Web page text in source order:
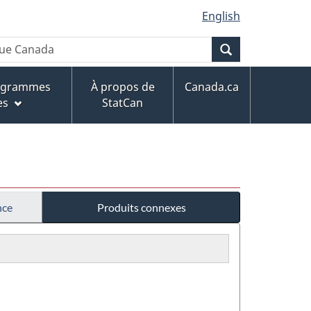
English
À propos de
StatCan
Canada.ca
Produits connexes